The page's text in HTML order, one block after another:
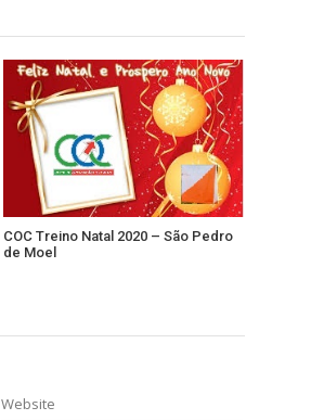
COC Treino Natal 2020 – São Pedro
de Moel
Website